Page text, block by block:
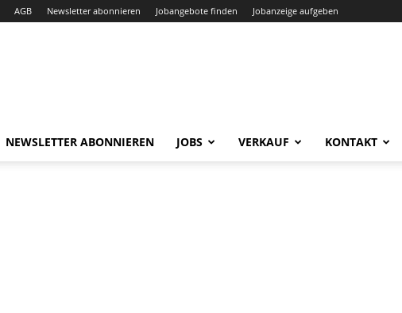
AGB Newsletter abonnieren Jobangebote finden Jobanzeige aufgeben
NEWSLETTER ABONNIEREN JOBS VERKAUF KONTAKT